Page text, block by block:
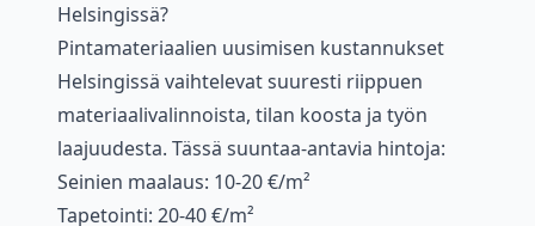
Helsingissä?
Pintamateriaalien uusimisen kustannukset
Helsingissä vaihtelevat suuresti riippuen
materiaalivalinnoista, tilan koosta ja työn
laajuudesta. Tässä suuntaa-antavia hintoja:
Seinien maalaus: 10-20 €/m²
Tapetointi: 20-40 €/m²